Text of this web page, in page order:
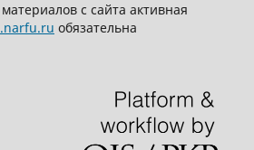
с сайта активная
обязательна